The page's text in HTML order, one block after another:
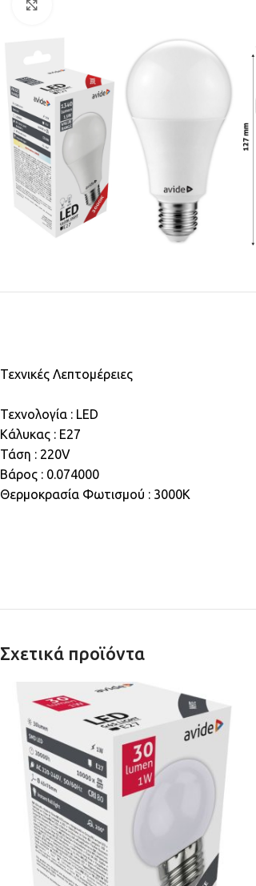
Τεχνικές Λεπτομέρειες
Τεχνολογία : LED
Κάλυκας : E27
Τάση : 220V
Βάρος : 0.074000
Θερμοκρασία Φωτισμού : 3000K
Σχετικά προϊόντα